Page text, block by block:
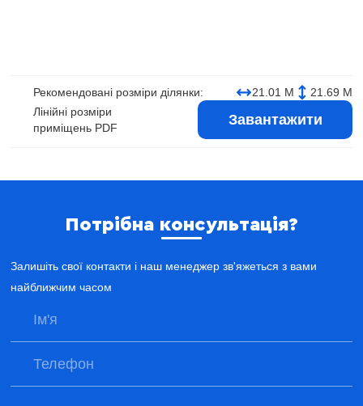
Рекомендовані розміри ділянки: 21.01 М
21.69 М
Лінійні розміри
приміщень PDF
Завантажити
Потрібна консультація?
Залишіть свої контакти і наш менеджер зв'яжеться з вами
найближчим часом